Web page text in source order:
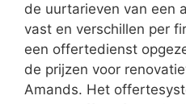
de uurtarieven van een
vast en verschillen per
een offertedienst
de prijzen voor
Amands. Het